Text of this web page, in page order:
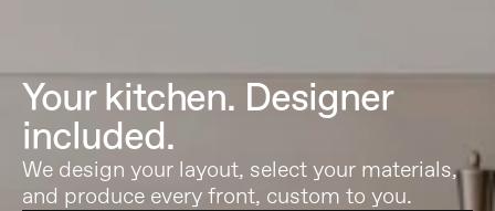
Your kitchen. Designer
included.
We design your layout, select your materials,
and produce every front, custom to you.